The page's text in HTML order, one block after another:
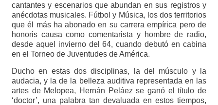
cantantes y escenarios que abundan en sus registros y
anécdotas musicales. Fútbol y Música, los dos territorios
que él más ha abonado en su carrera empírica pero de
honoris causa como comentarista y hombre de radio,
desde aquel invierno del 64, cuando debutó en cabina
en el Torneo de Juventudes de América.
Ducho en estas dos disciplinas, la del músculo y la
audacia, y la de la belleza auditiva representada en las
artes de Melopea, Hernán Peláez se ganó el título de
‘doctor’, una palabra tan devaluada en estos tiempos,